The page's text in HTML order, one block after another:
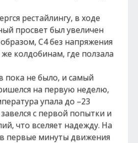
рестайлингу, в ходе
просвет был увеличен
С4 без напряжения
колдобинам, где ползала
пока не было, и самый
на первую неделю,
упала до –23
с первой попытки и
что вселяет надежду. На
первые минуты движения